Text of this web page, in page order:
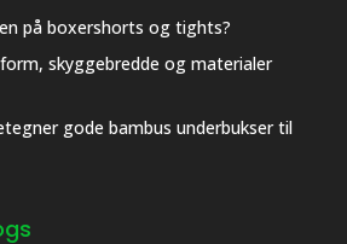
på boxershorts og tights?
skyggebredde og materialer
gode bambus underbukser til